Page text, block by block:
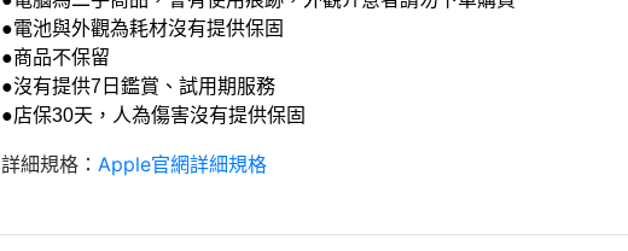
●電池與外觀為耗材沒有提供保固
●商品不保留
●沒有提供7日鑑賞、試用期服務
●店保30天，人為傷害沒有提供保固
詳細規格： Apple官網詳細規格